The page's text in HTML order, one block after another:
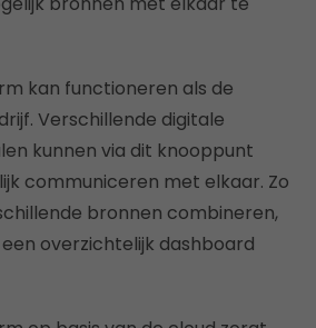
kan functioneren als de
Verschillende digitale
kunnen via dit knooppunt
communiceren met elkaar. Zo
bronnen combineren,
overzichtelijk dashboard